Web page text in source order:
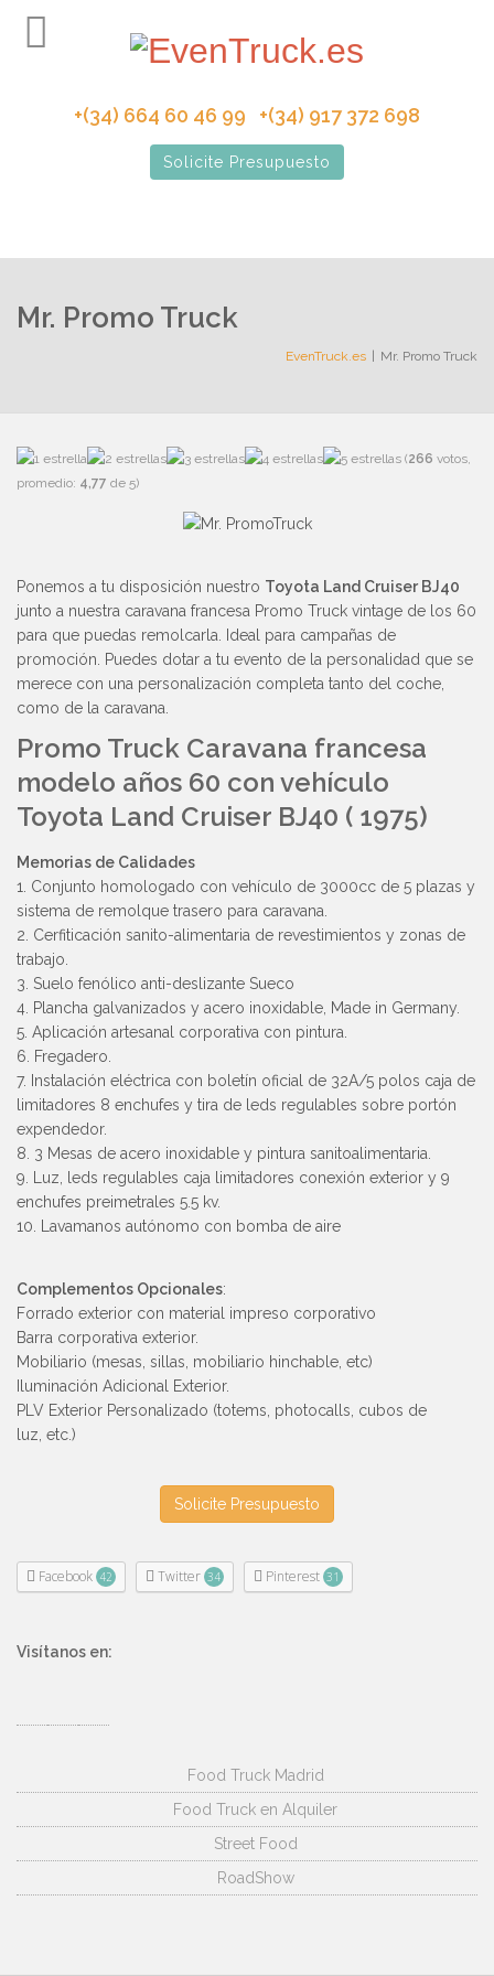
+(34) 664 60 46 99 +(34) 917 372 698
Solicite Presupuesto
Mr. Promo Truck
EvenTruck.es Mr. Promo Truck
(266 votos,
promedio: 4,77 de 5)
Ponemos a tu disposición nuestro Toyota Land Cruiser BJ40
junto a nuestra caravana francesa Promo Truck vintage de los 60
para que puedas remolcarla. Ideal para campañas de
promoción. Puedes dotar a tu evento de la personalidad que se
merece con una personalización completa tanto del coche,
como de la caravana.
Promo Truck Caravana francesa
modelo años 60 con vehículo
Toyota Land Cruiser BJ40 ( 1975)
Memorias de Calidades
1. Conjunto homologado con vehículo de 3000cc de 5 plazas y
sistema de remolque trasero para caravana.
2. Cerfiticación sanito-alimentaria de revestimientos y zonas de
trabajo.
3. Suelo fenólico anti-deslizante Sueco
4. Plancha galvanizados y acero inoxidable, Made in Germany.
5. Aplicación artesanal corporativa con pintura.
6. Fregadero.
7. Instalación eléctrica con boletín oficial de 32A/5 polos caja de
limitadores 8 enchufes y tira de leds regulables sobre portón
expendedor.
8. 3 Mesas de acero inoxidable y pintura sanitoalimentaria.
9. Luz, leds regulables caja limitadores conexión exterior y 9
enchufes preimetrales 5.5 kv.
10. Lavamanos autónomo con bomba de aire
Complementos Opcionales:
Forrado exterior con material impreso corporativo
Barra corporativa exterior.
Mobiliario (mesas, sillas, mobiliario hinchable, etc)
Iluminación Adicional Exterior.
PLV Exterior Personalizado (totems, photocalls, cubos de
luz, etc.)
Solicite Presupuesto
Facebook 42 Twitter 34 Pinterest 31
Visítanos en:
Food Truck Madrid
Food Truck en Alquiler
Street Food
RoadShow